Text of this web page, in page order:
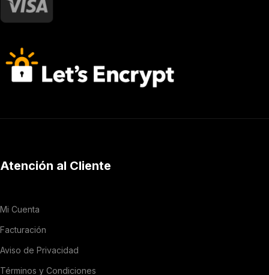
Atención al Cliente
Mi Cuenta
Facturación
Aviso de Privacidad
Términos y Condiciones